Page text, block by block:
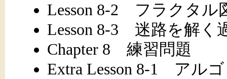
Lesson 8-2 フラクタル
Lesson 8-3 迷路を解く
Chapter 8 練習問題
Extra Lesson 8-1 アル